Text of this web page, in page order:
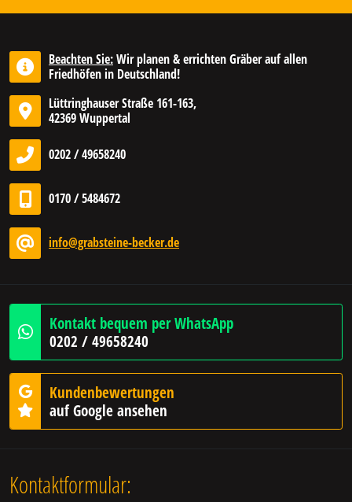
Beachten Sie:Wir planen & errichten Gräber auf allen
Friedhöfen in Deutschland!
Lüttringhauser Straße 161-163,
42369 Wuppertal
0202 / 49658240
0170 / 5484672
info@grabsteine-becker.de
Kontakt bequem per WhatsApp
0202 / 49658240
Kundenbewertungen
auf Google ansehen
Kontaktformular: